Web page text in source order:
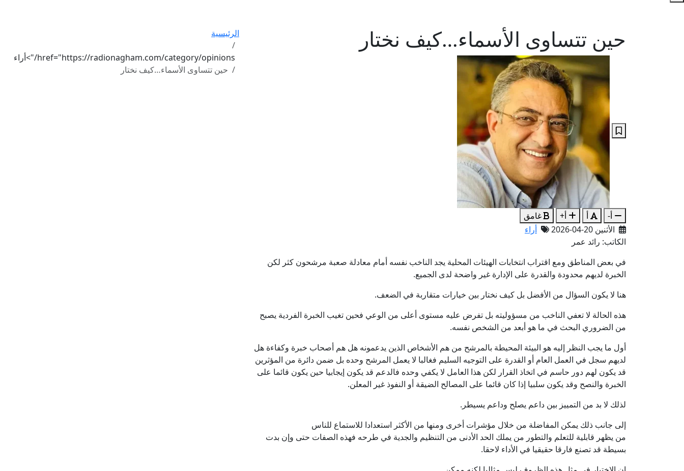
حين تتساوى الأسماء…كيف نختار
أ- أ أ+
غامق
الأثنين 20-04-2026
أراء
الكاتب: رائد عمر
في بعض المناطق ومع اقتراب انتخابات الهيئات المحلية يجد الناخب نفسه أمام معادلة صعبة مرشحون كثر لكن
الخبرة لديهم محدودة والقدرة على الإدارة غير واضحة لدى الجميع.
هنا لا يكون السؤال من الأفضل بل كيف نختار بين خيارات متقاربة في الضعف.
هذه الحالة لا تعفي الناخب من مسؤوليته بل تفرض عليه مستوى أعلى من الوعي فحين تغيب الخبرة الفردية يصبح
من الضروري البحث في ما هو أبعد من الشخص نفسه.
أول ما يجب النظر إليه هو البيئة المحيطة بالمرشح من هم الأشخاص الذين يدعمونه هل هم أصحاب خبرة وكفاءة هل
لديهم سجل في العمل العام أو القدرة على التوجيه السليم فغالبا لا يعمل المرشح وحده بل ضمن دائرة من المؤثرين
قد يكون لهم دور حاسم في اتخاذ القرار لكن هذا العامل لا يكفي وحده فالدعم قد يكون إيجابيا حين يكون قائما على
الخبرة والنصح وقد يكون سلبيا إذا كان قائما على المصالح الضيقة أو النفوذ غير المعلن.
لذلك لا بد من التمييز بين داعم يصلح وداعم يسيطر.
إلى جانب ذلك يمكن المفاضلة من خلال مؤشرات أخرى ومنها من الأكثر استعدادا للاستماع للناس
من يظهر قابلية للتعلم والتطور من يملك الحد الأدنى من التنظيم والجدية في طرحه فهذه الصفات حتى وإن بدت
بسيطة قد تصنع فارقا حقيقيا في الأداء لاحقا.
الرئيسية
href="https://radionagham.com/category/opinions/">أراء
حين تتساوى الأسماء…كيف نختار